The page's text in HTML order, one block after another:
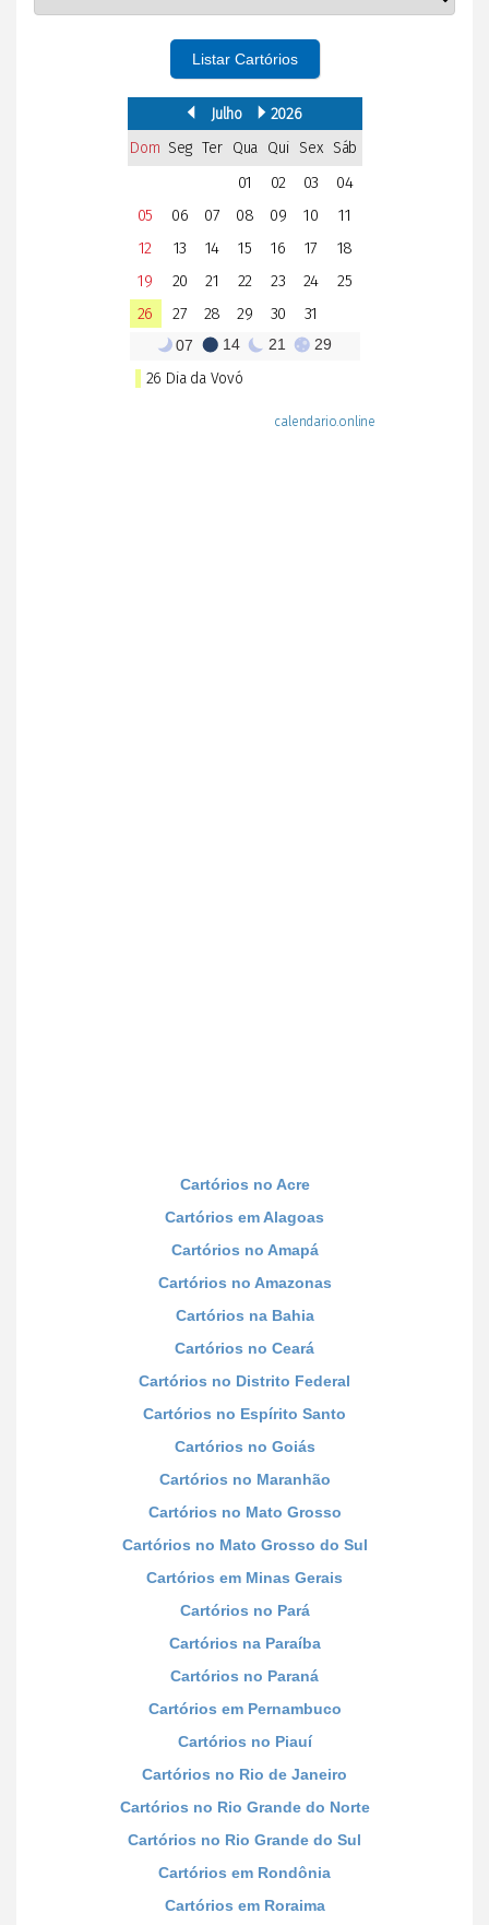
Listar Cartórios
Cartórios no Acre
Cartórios em Alagoas
Cartórios no Amapá
Cartórios no Amazonas
Cartórios na Bahia
Cartórios no Ceará
Cartórios no Distrito Federal
Cartórios no Espírito Santo
Cartórios no Goiás
Cartórios no Maranhão
Cartórios no Mato Grosso
Cartórios no Mato Grosso do Sul
Cartórios em Minas Gerais
Cartórios no Pará
Cartórios na Paraíba
Cartórios no Paraná
Cartórios em Pernambuco
Cartórios no Piauí
Cartórios no Rio de Janeiro
Cartórios no Rio Grande do Norte
Cartórios no Rio Grande do Sul
Cartórios em Rondônia
Cartórios em Roraima